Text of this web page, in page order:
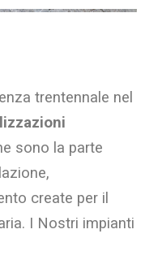
trentennale nel
sono la parte
create per il
I Nostri impianti